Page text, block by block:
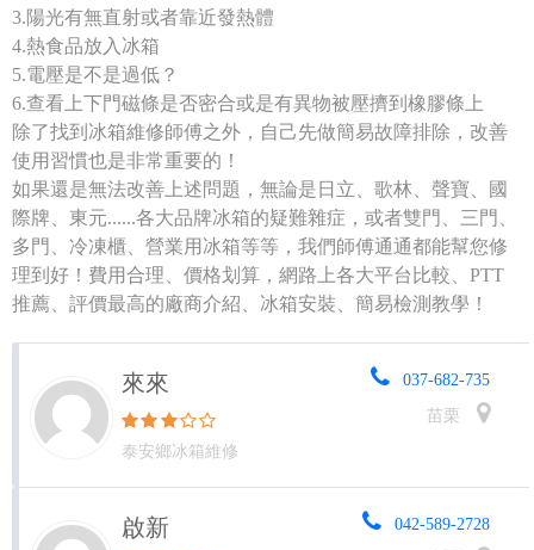
3.陽光有無直射或者靠近發熱體
4.熱食品放入冰箱
5.電壓是不是過低？
6.查看上下門磁條是否密合或是有異物被壓擠到橡膠條上
除了找到冰箱維修師傅之外，自己先做簡易故障排除，改善
使用習慣也是非常重要的！
如果還是無法改善上述問題，無論是日立、歌林、聲寶、國
際牌、東元......各大品牌冰箱的疑難雜症，或者雙門、三門、
多門、冷凍櫃、營業用冰箱等等，我們師傅通通都能幫您修
理到好！費用合理、價格划算，網路上各大平台比較、PTT
推薦、評價最高的廠商介紹、冰箱安裝、簡易檢測教學！
來來
泰安鄉冰箱維修
037-682-735
苗栗
啟新
042-589-2728